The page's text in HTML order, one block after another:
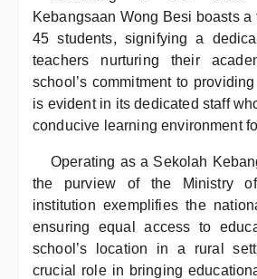
Kebangsaan Wong Besi boasts
45 students, signifying a
teachers nurturing their
school’s commitment to
is evident in its dedicated staff
conducive learning environment
Operating as a Sekolah
the purview of the Ministry
institution exemplifies the
ensuring equal access to
school’s location in a rural
crucial role in bringing